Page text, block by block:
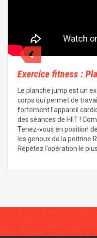
Exercice fitness :
Le planche jump est un
corps qui permet de
fortement l’appareil
des séances de HIIT !
Tenez-vous en position
les genoux de la poitrine
Répétez l’opération le